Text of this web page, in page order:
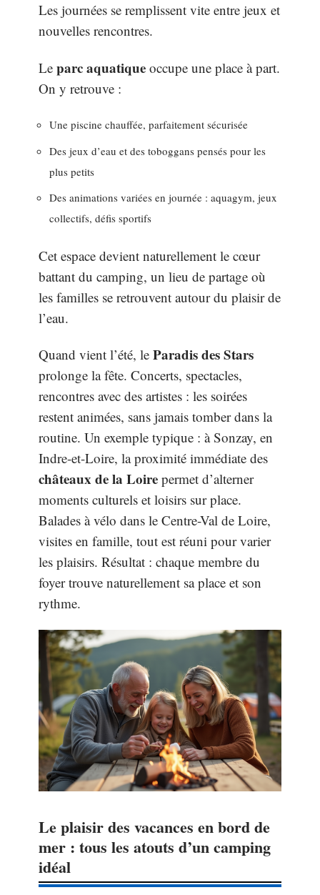
Les journées se remplissent vite entre jeux et
nouvelles rencontres.
Le parc aquatique occupe une place à part.
On y retrouve :
Une piscine chauffée, parfaitement sécurisée
Des jeux d’eau et des toboggans pensés pour les
plus petits
Des animations variées en journée : aquagym, jeux
collectifs, défis sportifs
Cet espace devient naturellement le cœur
battant du camping, un lieu de partage où
les familles se retrouvent autour du plaisir de
l’eau.
Quand vient l’été, le Paradis des Stars
prolonge la fête. Concerts, spectacles,
rencontres avec des artistes : les soirées
restent animées, sans jamais tomber dans la
routine. Un exemple typique : à Sonzay, en
Indre-et-Loire, la proximité immédiate des
châteaux de la Loire permet d’alterner
moments culturels et loisirs sur place.
Balades à vélo dans le Centre-Val de Loire,
visites en famille, tout est réuni pour varier
les plaisirs. Résultat : chaque membre du
foyer trouve naturellement sa place et son
rythme.
Le plaisir des vacances en bord de
mer : tous les atouts d’un camping
idéal